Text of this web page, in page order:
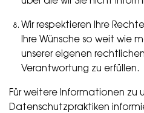
Wir respektieren Ihre
Ihre Wünsche so weit wie
unserer eigenen
Verantwortung zu erfüllen.
Für weitere Informationen zu
Datenschutzpraktiken